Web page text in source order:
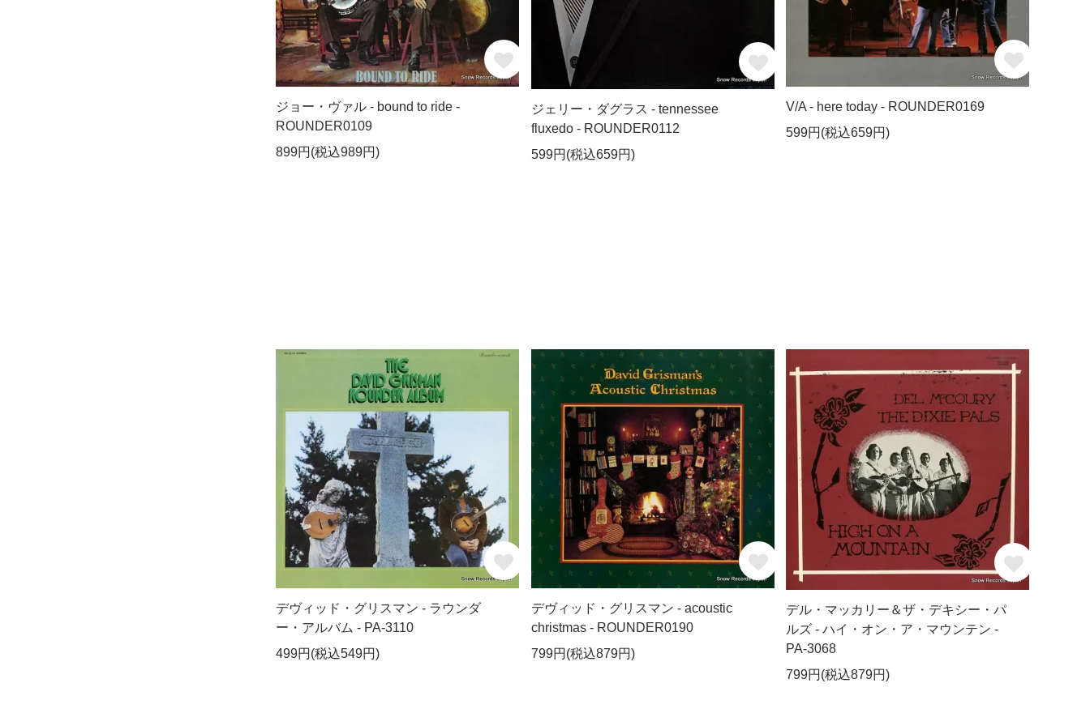
ジョー・ヴァル - bound to ride -
ROUNDER0109
899円(税込989円)
ジェリー・ダグラス - tennessee
fluxedo - ROUNDER0112
599円(税込659円)
V/A - here today - ROUNDER0169
599円(税込659円)
デヴィッド・グリスマン - ラウンダ
ー・アルバム - PA-3110
499円(税込549円)
デヴィッド・グリスマン - acoustic
christmas - ROUNDER0190
799円(税込879円)
デル・マッカリー＆ザ・デキシー・パ
ルズ - ハイ・オン・ア・マウンテン -
PA-3068
799円(税込879円)